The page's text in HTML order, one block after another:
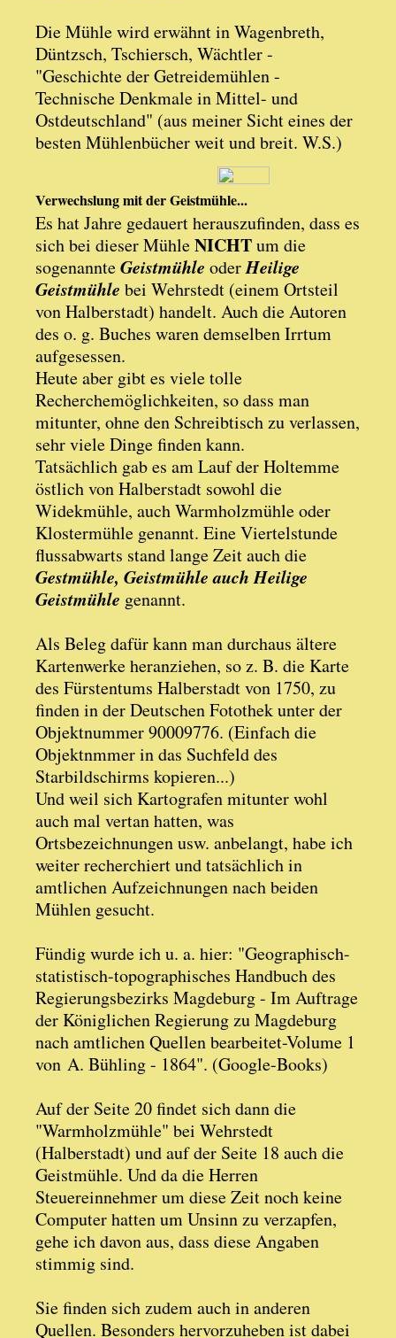
Die Mühle wird erwähnt in Wagenbreth,
Düntzsch, Tschiersch, Wächtler -
"Geschichte der Getreidemühlen -
Technische Denkmale in Mittel- und
Ostdeutschland" (aus meiner Sicht eines der
besten Mühlenbücher weit und breit. W.S.)
Verwechslung mit der Geistmühle...
Es hat Jahre gedauert herauszufinden, dass es
sich bei dieser MühleNICHTum die
sogenannteGeistmühle oderHeilige
Geistmühle bei Wehrstedt (einem Ortsteil
von Halberstadt) handelt. Auch die Autoren
des o. g. Buches waren demselben Irrtum
aufgesessen.
Heute aber gibt es viele tolle
Recherchemöglichkeiten, so dass man
mitunter, ohne den Schreibtisch zu verlassen,
sehr viele Dinge finden kann.
Tatsächlich gab es am Lauf der Holtemme
östlich von Halberstadt sowohl die
Widekmühle, auch Warmholzmühle oder
Klostermühle genannt. Eine Viertelstunde
flussabwarts stand lange Zeit auch die
Gestmühle, Geistmühle auch Heilige
Geistmühle genannt.
Als Beleg dafür kann man durchaus ältere
Kartenwerke heranziehen, so z. B. die Karte
des Fürstentums Halberstadt von 1750, zu
finden in der Deutschen Fotothek unter der
Objektnummer 90009776. (Einfach die
Objektnmmer in das Suchfeld des
Starbildschirms kopieren...)
Und weil sich Kartografen mitunter wohl
auch mal vertan hatten, was
Ortsbezeichnungen usw. anbelangt, habe ich
weiter recherchiert und tatsächlich in
amtlichen Aufzeichnungen nach beiden
Mühlen gesucht.
Fündig wurde ich u. a. hier: "Geographisch-
statistisch-topographisches Handbuch des
Regierungsbezirks Magdeburg - Im Auftrage
der Königlichen Regierung zu Magdeburg
nach amtlichen Quellen bearbeitet-Volume 1
von A. Bühling - 1864". (Google-Books)
Auf der Seite 20 findet sich dann die
"Warmholzmühle" bei Wehrstedt
(Halberstadt) und auf der Seite 18 auch die
Geistmühle. Und da die Herren
Steuereinnehmer um diese Zeit noch keine
Computer hatten um Unsinn zu verzapfen,
gehe ich davon aus, dass diese Angaben
stimmig sind.
Sie finden sich zudem auch in anderen
Quellen. Besonders hervorzuheben ist dabei